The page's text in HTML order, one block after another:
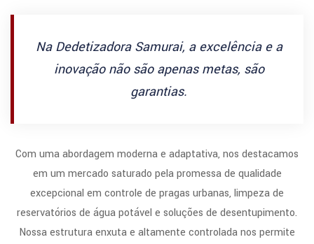
Na Dedetizadora Samurai, a excelência e a
inovação não são apenas metas, são
garantias.
Com uma abordagem moderna e adaptativa, nos destacamos
em um mercado saturado pela promessa de qualidade
excepcional em controle de pragas urbanas, limpeza de
reservatórios de água potável e soluções de desentupimento.
Nossa estrutura enxuta e altamente controlada nos permite